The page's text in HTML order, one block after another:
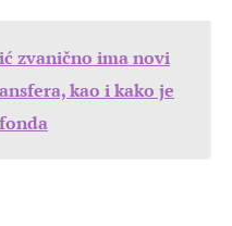
zvanično ima novi
kao i kako je